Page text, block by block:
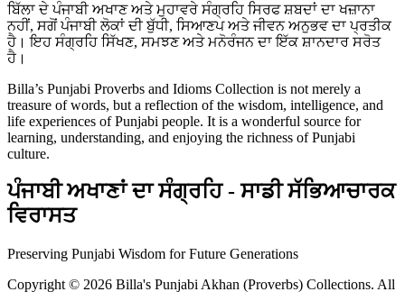
ਬਿੱਲਾ ਦੇ ਪੰਜਾਬੀ ਅਖਾਣ ਅਤੇ ਮੁਹਾਵਰੇ ਸੰਗ੍ਰਹਿ ਸਿਰਫ ਸ਼ਬਦਾਂ ਦਾ ਖਜ਼ਾਨਾ
ਨਹੀਂ, ਸਗੋਂ ਪੰਜਾਬੀ ਲੋਕਾਂ ਦੀ ਬੁੱਧੀ, ਸਿਆਣਪ ਅਤੇ ਜੀਵਨ ਅਨੁਭਵ ਦਾ ਪ੍ਰਤੀਕ
ਹੈ। ਇਹ ਸੰਗ੍ਰਹਿ ਸਿੱਖਣ, ਸਮਝਣ ਅਤੇ ਮਨੋਰੰਜਨ ਦਾ ਇੱਕ ਸ਼ਾਨਦਾਰ ਸਰੋਤ
ਹੈ।
Billa’s Punjabi Proverbs and Idioms Collection is not merely a
treasure of words, but a reflection of the wisdom, intelligence, and
life experiences of Punjabi people. It is a wonderful source for
learning, understanding, and enjoying the richness of Punjabi
culture.
ਪੰਜਾਬੀ ਅਖਾਣਾਂ ਦਾ ਸੰਗ੍ਰਹਿ - ਸਾਡੀ ਸੱਭਿਆਚਾਰਕ
ਵਿਰਾਸਤ
Preserving Punjabi Wisdom for Future Generations
Copyright © 2026 Billa's Punjabi Akhan (Proverbs) Collections. All